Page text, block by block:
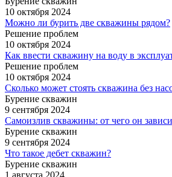
10 октября 2024
Можно ли бурить две скважины рядом?
Решение проблем
10 октября 2024
Как ввести скважину на воду в
Решение проблем
10 октября 2024
Сколько может стоять скважина без
Бурение скважин
9 сентября 2024
Самоизлив скважины: от чего он
Бурение скважин
9 сентября 2024
Что такое дебет скважин?
Бурение скважин
1 августа 2024